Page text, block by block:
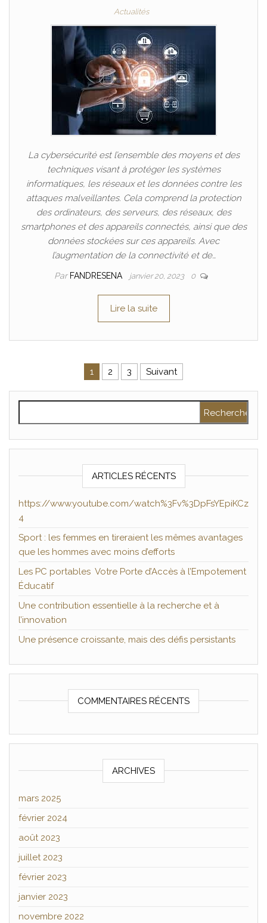
Actualités
La cybersécurité est l’ensemble des moyens et des
techniques visant à protéger les systèmes
informatiques, les réseaux et les données contre les
attaques malveillantes. Cela comprend la protection
des ordinateurs, des serveurs, des réseaux, des
smartphones et des appareils connectés, ainsi que des
données stockées sur ces appareils. Avec
l’augmentation de la connectivité et de…
Par FANDRESENA janvier 20, 2023 0
Lire la suite
Pagination des publications
1 2 3 Suivant
ARTICLES RÉCENTS
https://www.youtube.com/watch%3Fv%3DpFsYEpiKCz
4
Sport : les femmes en tireraient les mêmes avantages
que les hommes avec moins d’efforts
Les PC portables Votre Porte d’Accès à l’Empotement
Éducatif
Une contribution essentielle à la recherche et à
l’innovation
Une présence croissante, mais des défis persistants
COMMENTAIRES RÉCENTS
ARCHIVES
mars 2025
février 2024
août 2023
juillet 2023
février 2023
janvier 2023
novembre 2022